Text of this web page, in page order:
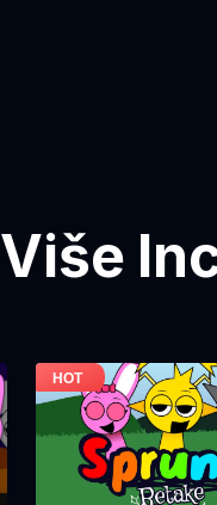
Više